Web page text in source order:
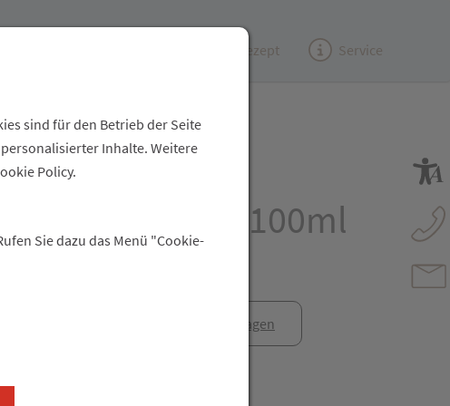
(e)Rezept Service
original
100ml
Rezept anfragen
sind für den Betrieb der Seite
Inhalte. Weitere
Policy.
Sie dazu das Menü "Cookie-